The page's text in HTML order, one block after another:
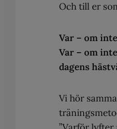
Och till er
Var – om
Var – om
dagens
Vi hör